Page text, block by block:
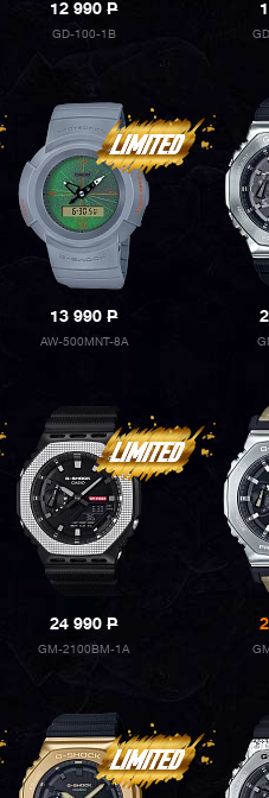
12 990P
GD-100-1B
13 990P
AW-500MNT-8A
24 990P
GM-2100BM-1A